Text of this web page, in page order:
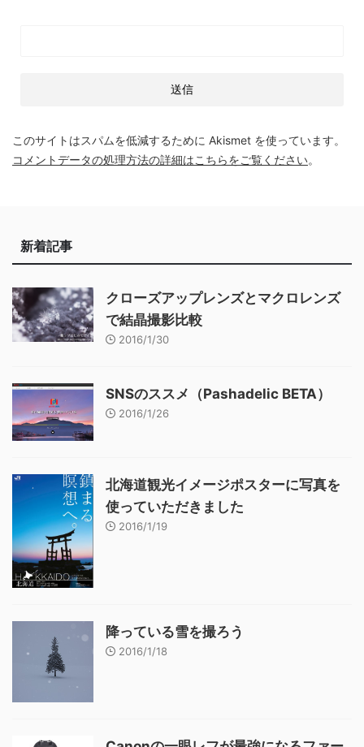
このサイトはスパムを低減するために Akismet を使っています。
コメントデータの処理方法の詳細はこちらをご覧ください。
新着記事
クローズアップレンズとマクロレンズ
で結晶撮影比較
2016/1/30
SNSのススメ（Pashadelic BETA）
2016/1/26
北海道観光イメージポスターに写真を
使っていただきました
2016/1/19
降っている雪を撮ろう
2016/1/18